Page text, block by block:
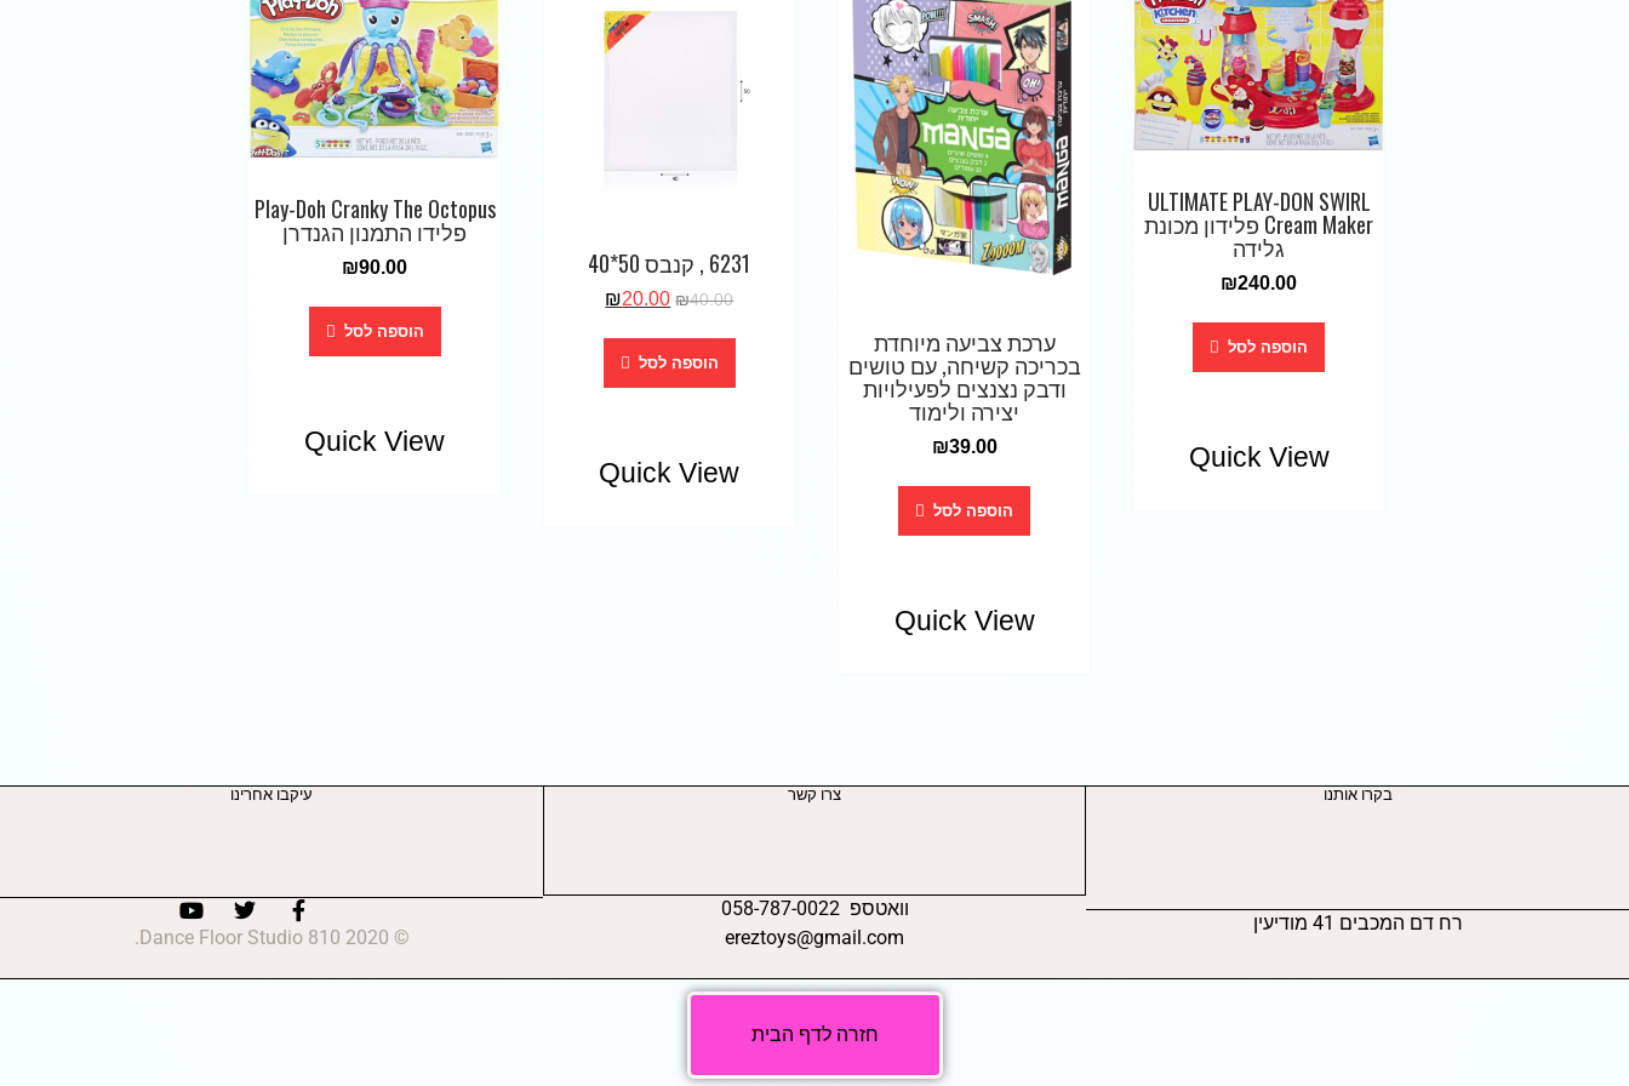
ULTIMATE PLAY-DON SWIRL
Cream Maker פלידון מכונת
גלידה
₪240.00
הוספה לסל
Quick View
ערכת צביעה מיוחדת
בכריכה קשיחה, עם טושים
ודבק נצנצים לפעילויות
יצירה ולימוד
₪39.00
הוספה לסל
Quick View
6231 , קנבס 50*40
₪40.00
₪20.00
הוספה לסל
Quick View
Play-Doh Cranky The Octopus
פלידו התמנון הגנדרן
₪90.00
הוספה לסל
Quick View
בקרו אותנו
רח דם המכבים 41 מודיעין
צרו קשר
וואטספ 058-787-0022
ereztoys@gmail.com
עיקבו אחרינו
© 2020 810 Dance Floor Studio.
חזרה לדף הבית